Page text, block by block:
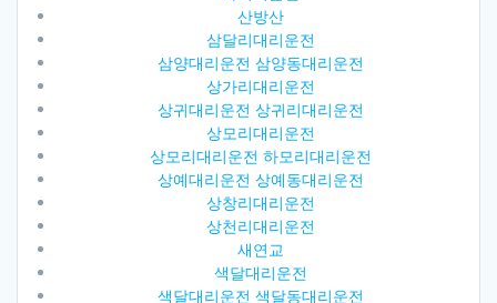
산방산
삼달리대리운전
삼양대리운전 삼양동대리운전
상가리대리운전
상귀대리운전 상귀리대리운전
상모리대리운전
상모리대리운전 하모리대리운전
상예대리운전 상예동대리운전
상창리대리운전
상천리대리운전
새연교
색달대리운전
색달대리운전 색달동대리운전